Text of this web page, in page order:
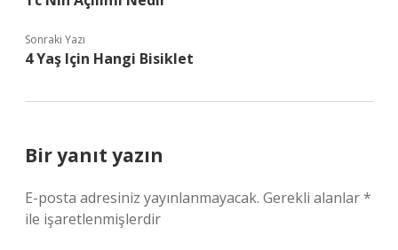
Sonraki Yazı
4 Yaş Için Hangi Bisiklet
Bir yanıt yazın
E-posta adresiniz yayınlanmayacak. Gerekli alanlar*
ile işaretlenmişlerdir